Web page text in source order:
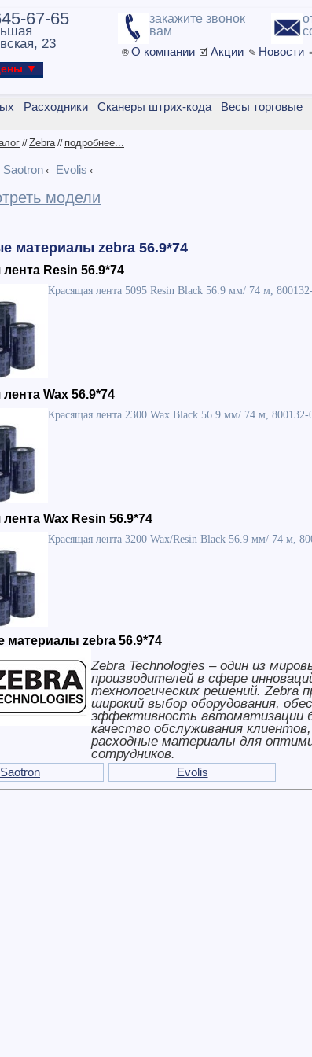
67-65
23
▼
закажите звонок
вам
® О компании 🗹 Акции ✎ Новости
Расходники Сканеры штрих-кода Весы торговые
//Zebra// подробнее...
Saotron ‹ Evolis ‹
модели
материалы zebra 56.9*74
Resin 56.9*74
Красящая лента 5095 Resin Black 56.9 мм/ 74 м,
Wax 56.9*74
Красящая лента 2300 Wax Black 56.9 мм/ 74 м, 800132-
Wax Resin 56.9*74
Красящая лента 3200 Wax/Resin Black 56.9 мм/ 74 м,
материалы zebra 56.9*74
Zebra Technologies – один из
производителей в сфере
технологических решений. Zebra
широкий выбор оборудования,
эффективность автоматизации
качество обслуживания
расходные материалы для
сотрудников.
Saotron Evolis